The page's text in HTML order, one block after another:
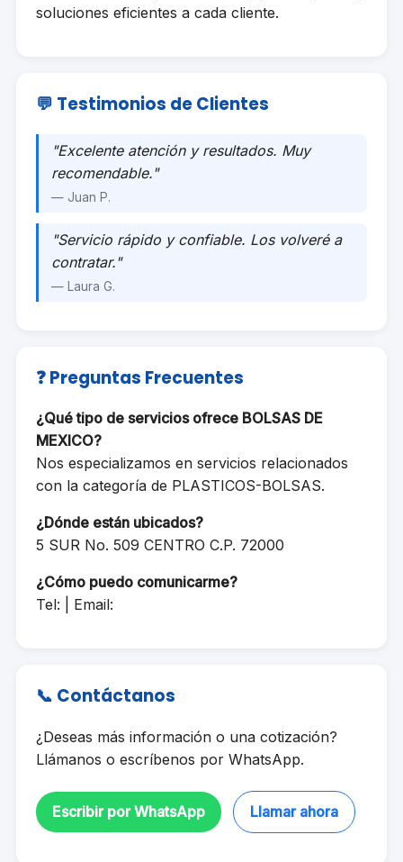
soluciones eficientes a cada cliente.
💬 Testimonios de Clientes
"Excelente atención y resultados. Muy
recomendable."
— Juan P.
"Servicio rápido y confiable. Los volveré a
contratar."
— Laura G.
❓ Preguntas Frecuentes
¿Qué tipo de servicios ofrece BOLSAS DE
MEXICO?
Nos especializamos en servicios relacionados
con la categoría de PLASTICOS-BOLSAS.
¿Dónde están ubicados?
5 SUR No. 509 CENTRO C.P. 72000
¿Cómo puedo comunicarme?
Tel: | Email:
📞 Contáctanos
¿Deseas más información o una cotización?
Llámanos o escríbenos por WhatsApp.
Escribir por WhatsApp Llamar ahora